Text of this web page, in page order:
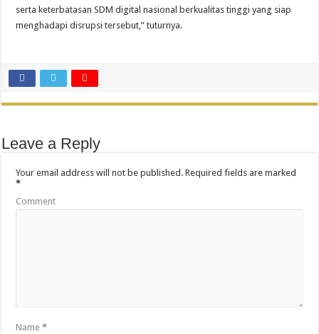
serta keterbatasan SDM digital nasional berkualitas tinggi yang siap
menghadapi disrupsi tersebut,” tuturnya.
Leave a Reply
Your email address will not be published. Required fields are marked
*
Comment
Name*